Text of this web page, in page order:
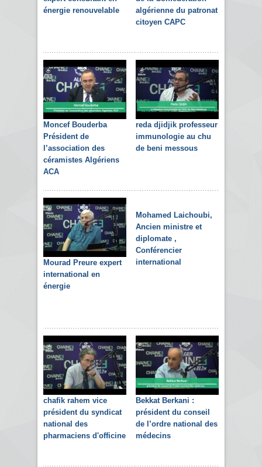
énergie renouvelable
algérienne du patronat
citoyen CAPC
Moncef Bouderba
Président de
l’association des
céramistes Algériens
ACA
reda djidjik professeur
immunologie au chu
de beni messous
Mourad Preure expert
international en
énergie
Mohamed Laichoubi,
Ancien ministre et
diplomate ,
Conférencier
international
chafik rahem vice
président du syndicat
national des
pharmaciens d'officine
Bekkat Berkani :
président du conseil
de l’ordre national des
médecins